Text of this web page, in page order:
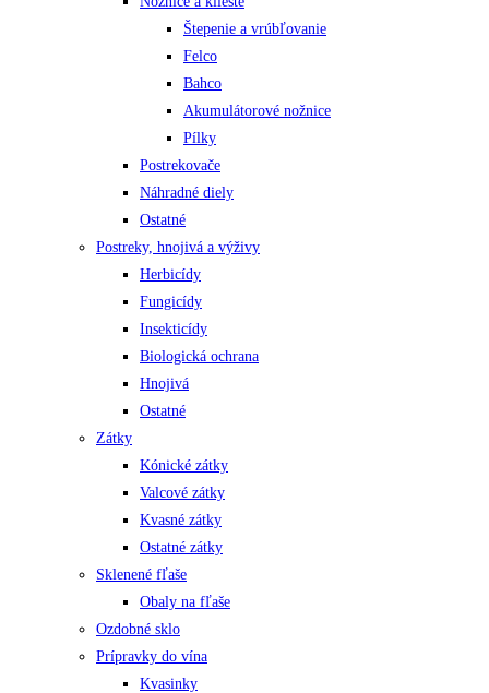
Štepenie a vrúbľovanie
Felco
Bahco
Akumulátorové nožnice
Pílky
Postrekovače
Náhradné diely
Ostatné
Postreky, hnojivá a výživy
Herbicídy
Fungicídy
Insekticídy
Biologická ochrana
Hnojivá
Ostatné
Zátky
Kónické zátky
Valcové zátky
Kvasné zátky
Ostatné zátky
Sklenené fľaše
Obaly na fľaše
Ozdobné sklo
Prípravky do vína
Kvasinky